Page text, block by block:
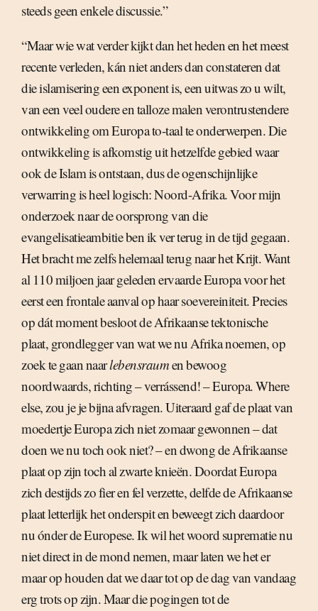
steeds geen enkele discussie.”
“Maar wie wat verder kijkt dan het heden en het meest
recente verleden, kán niet anders dan constateren dat
die islamisering een exponent is, een uitwas zo u wilt,
van een veel oudere en talloze malen verontrustendere
ontwikkeling om Europa to-taal te onderwerpen. Die
ontwikkeling is afkomstig uit hetzelfde gebied waar
ook de Islam is ontstaan, dus de ogenschijnlijke
verwarring is heel logisch: Noord-Afrika. Voor mijn
onderzoek naar de oorsprong van die
evangelisatieambitie ben ik ver terug in de tijd gegaan.
Het bracht me zelfs helemaal terug naar het Krijt. Want
al 110 miljoen jaar geleden ervaarde Europa voor het
eerst een frontale aanval op haar soevereiniteit. Precies
op dát moment besloot de Afrikaanse tektonische
plaat, grondlegger van wat we nu Afrika noemen, op
zoek te gaan naarlebensraumen bewoog
noordwaards, richting – verrássend! – Europa. Where
else, zou je je bijna afvragen. Uiteraard gaf de plaat van
moedertje Europa zich niet zomaar gewonnen – dat
doen we nu toch ook niet? – en dwong de Afrikaanse
plaat op zijn toch al zwarte knieën. Doordat Europa
zich destijds zo fier en fel verzette, delfde de Afrikaanse
plaat letterlijk het onderspit en beweegt zich daardoor
nu ónder de Europese. Ik wil het woord suprematie nu
niet direct in de mond nemen, maar laten we het er
maar op houden dat we daar tot op de dag van vandaag
erg trots op zijn. Maar die pogingen tot de